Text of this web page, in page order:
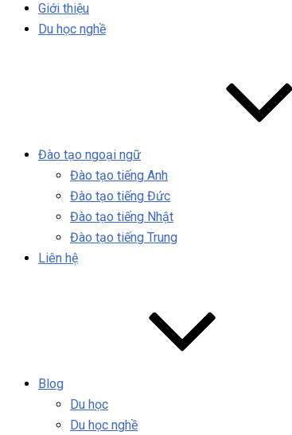
Giới thiệu
Du học nghề
Đào tạo ngoại ngữ
Đào tạo tiếng Anh
Đào tạo tiếng Đức
Đào tạo tiếng Nhật
Đào tạo tiếng Trung
Liên hệ
Blog
Du học
Du học nghề